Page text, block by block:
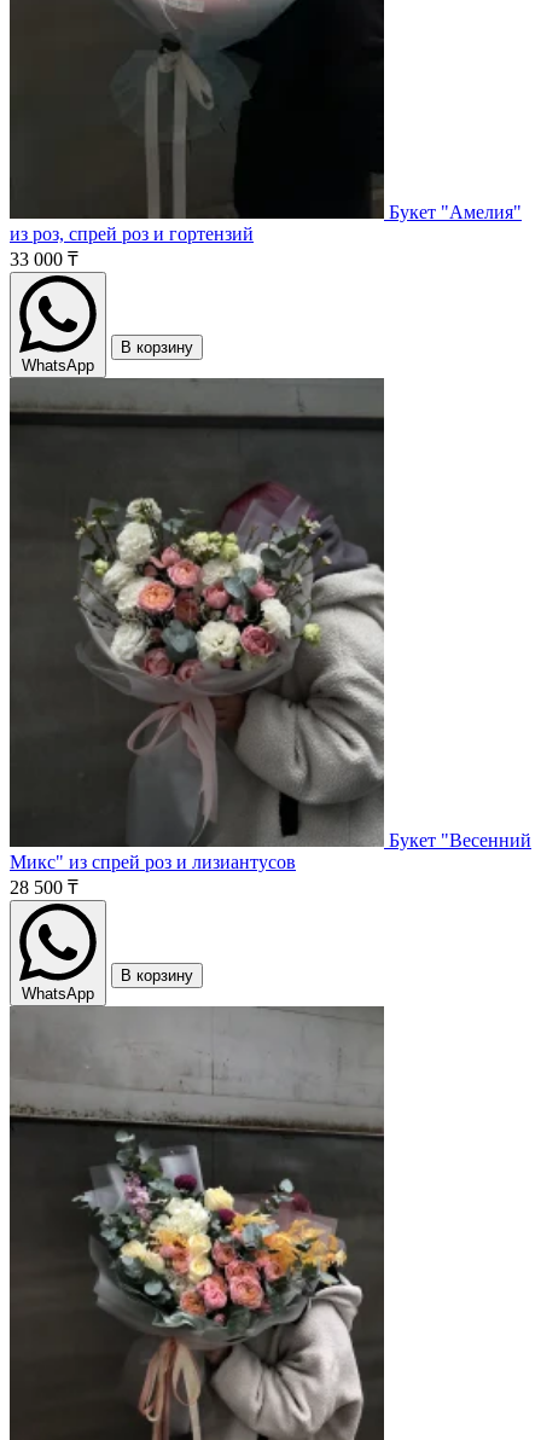
Букет "Амелия"
из роз, спрей роз и гортензий
33 000 ₸
WhatsApp
В корзину
Букет "Весенний
Микс" из спрей роз и лизиантусов
28 500 ₸
WhatsApp
В корзину